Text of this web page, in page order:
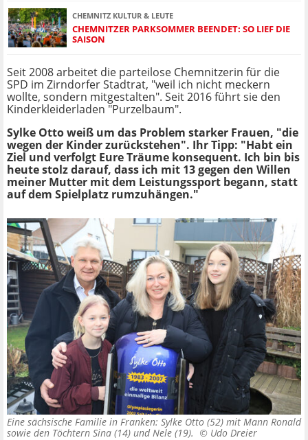
CHEMNITZ KULTUR & LEUTE
CHEMNITZER PARKSOMMER BEENDET: SO LIEF DIE
SAISON
Seit 2008 arbeitet die parteilose Chemnitzerin für die
SPD im Zirndorfer Stadtrat, "weil ich nicht meckern
wollte, sondern mitgestalten". Seit 2016 führt sie den
Kinderkleiderladen "Purzelbaum".
Sylke Otto weiß um das Problem starker Frauen, "die
wegen der Kinder zurückstehen". Ihr Tipp: "Habt ein
Ziel und verfolgt Eure Träume konsequent. Ich bin bis
heute stolz darauf, dass ich mit 13 gegen den Willen
meiner Mutter mit dem Leistungssport begann, statt
auf dem Spielplatz rumzuhängen."
Eine sächsische Familie in Franken: Sylke Otto (52) mit Mann Ronald
sowie den Töchtern Sina (14) und Nele (19). © Udo Dreier